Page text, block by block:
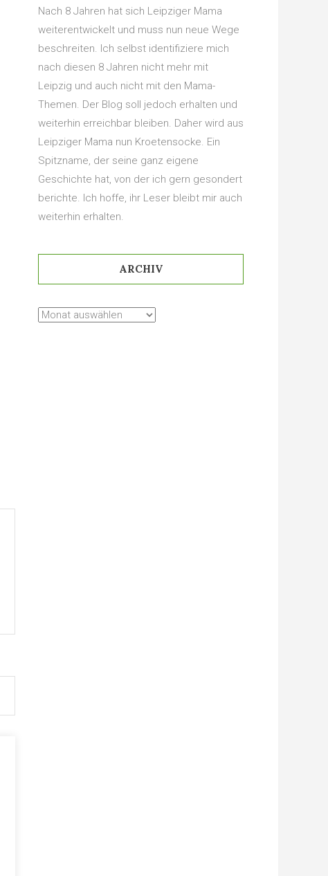
Nach 8 Jahren hat sich Leipziger Mama
weiterentwickelt und muss nun neue Wege
beschreiten. Ich selbst identifiziere mich
nach diesen 8 Jahren nicht mehr mit
Leipzig und auch nicht mit den Mama-
Themen. Der Blog soll jedoch erhalten und
weiterhin erreichbar bleiben. Daher wird aus
Leipziger Mama nun Kroetensocke. Ein
Spitzname, der seine ganz eigene
Geschichte hat, von der ich gern gesondert
berichte. Ich hoffe, ihr Leser bleibt mir auch
weiterhin erhalten.
ARCHIV
Archiv